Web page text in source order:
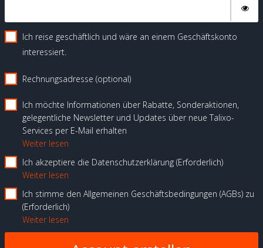
Ich reise geschäftlich und wäre an einem Geschäftskonto
interessiert.
Rechnungsadresse (optional)
Ich möchte Informationen über Rabatte, Sonderaktionen,
gelegentliche Newsletter und Updates über neue Talixo-
Services per E-Mail erhalten
Weiter lesen
Ich akzeptiere die Datenschutzerklärung Erforderlich
Weiter lesen
Ich stimme den Allgemeinen Geschäftsbedingungen (AGBs) zu
Erforderlich
Weiter lesen